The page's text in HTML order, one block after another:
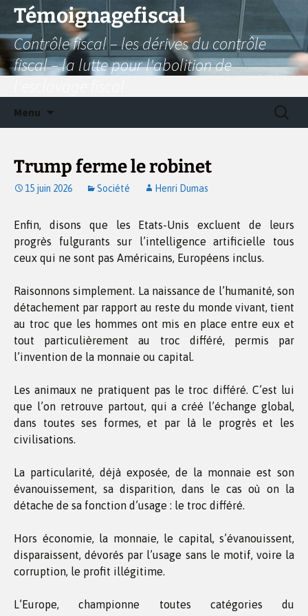
Aller
contenu
Témoignagefiscal
Contrôle fiscal – les dérives du contrôle
fiscal – la lutte pour l'abolition de
Menu
Trump ferme le robinet
15 juin 2026 Société Henri Dumas
Enfin, disons que les Etats-Unis excluent de leurs
progrès fulgurants sur l’intelligence artificielle tous
ceux qui ne sont pas Américains, Européens inclus.
Raisonnons simplement. La naissance de l’humanité, son
détachement par rapport au reste du monde vivant, tient
au troc que les hommes ont mis en place entre eux et
tout particulièrement au troc différé, permis par
l’invention de la monnaie ou capital.
Les animaux ne pratiquent pas le troc différé. C’est lui
que l’on retrouve partout, qui a créé l’échange global,
dans toutes ses formes, et par là le progrès et les
civilisations.
La particularité, déjà exposée, de la monnaie est son
évanouissement, sa disparition, dans le cas où on la
détache de sa fonction d’usage : le troc différé.
Hors économie, la monnaie, le capital, s’évanouissent,
disparaissent, dévorés par l’usage sans le motif, voire la
corruption, le profit illégitime.
L’Europe, championne toutes catégories du